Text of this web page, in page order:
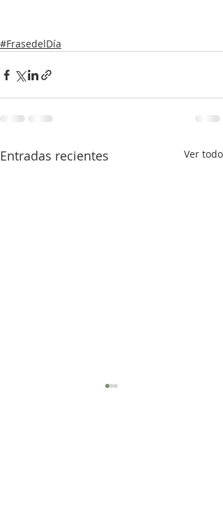
#FrasedelDía
Entradas recientes Ver todo